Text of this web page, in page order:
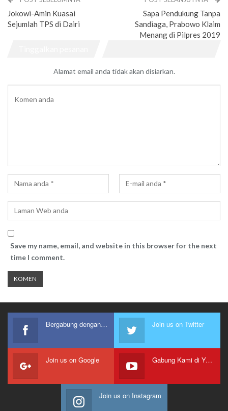
Jokowi-Amin Kuasai
Sejumlah TPS di Dairi
Sapa Pendukung Tanpa
Sandiaga, Prabowo Klaim
Menang di Pilpres 2019
Alamat email anda tidak akan disiarkan.
Save my name, email, and website in this browser for the next
time I comment.
Bergabung dengan kami Join us on Twitter
Join us on Google Gabung Kami di Youtube
Join us on Instagram